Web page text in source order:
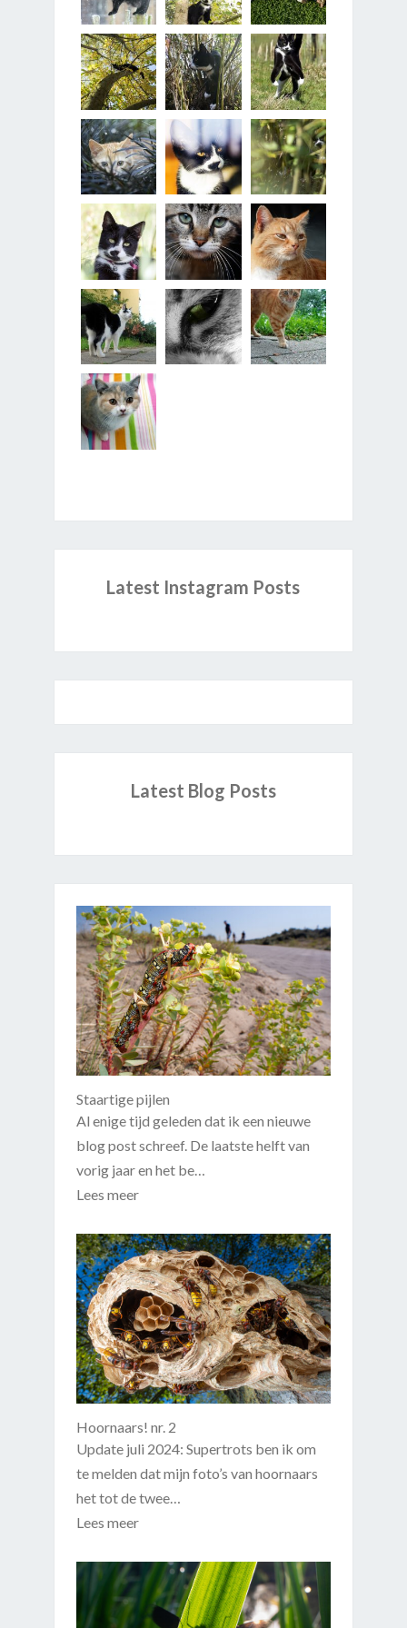
Latest Instagram Posts
Latest Blog Posts
Staartige pijlen
Al enige tijd geleden dat ik een nieuwe
blog post schreef. De laatste helft van
vorig jaar en het be…
Lees meer
Hoornaars! nr. 2
Update juli 2024: Supertrots ben ik om
te melden dat mijn foto’s van hoornaars
het tot de twee…
Lees meer